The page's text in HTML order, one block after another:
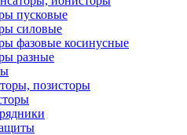
пусковые
силовые
фазовые косинусные
разные
позисторы